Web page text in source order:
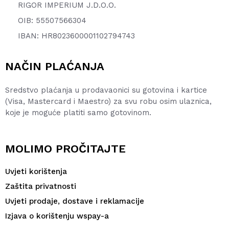
RIGOR IMPERIUM J.D.O.O.
OIB: 55507566304
IBAN: HR8023600001102794743
NAČIN PLAĆANJA
Sredstvo plaćanja u prodavaonici su gotovina i kartice
(Visa, Mastercard i Maestro) za svu robu osim ulaznica,
koje je moguće platiti samo gotovinom.
MOLIMO PROČITAJTE
Uvjeti korištenja
Zaštita privatnosti
Uvjeti prodaje, dostave i reklamacije
Izjava o korištenju wspay-a